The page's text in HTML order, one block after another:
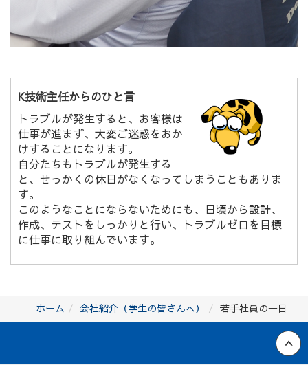
K技術主任からのひと言
トラブルが発生すると、お客様は
仕事が進まず、大変ご迷惑をおか
けすることになります。
自分たちもトラブルが発生する
と、せっかくの休日がなくなってしまうこともありま
す。
このようなことにならないためにも、日頃から設計、
作成、テストをしっかりと行い、トラブルゼロを目標
に仕事に取り組んでいます。
ホーム 会社紹介（学生の皆さんへ） 若手社員の一日